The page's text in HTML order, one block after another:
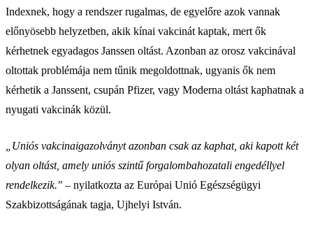
Indexnek, hogy a rendszer rugalmas, de egyelőre azok vannak
előnyösebb helyzetben, akik kínai vakcinát kaptak, mert ők
kérhetnek egyadagos Janssen oltást. Azonban az orosz vakcinával
oltottak problémája nem tűnik megoldottnak, ugyanis ők nem
kérhetik a Janssent, csupán Pfizer, vagy Moderna oltást kaphatnak a
nyugati vakcinák közül.
„Uniós vakcinaigazolványt azonban csak az kaphat, aki kapott két
olyan oltást, amely uniós szintű forgalombahozatali engedéllyel
rendelkezik." – nyilatkozta az Európai Unió Egészségügyi
Szakbizottságának tagja, Ujhelyi István.